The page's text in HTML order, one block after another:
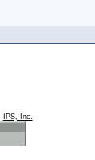
IPS, Inc.